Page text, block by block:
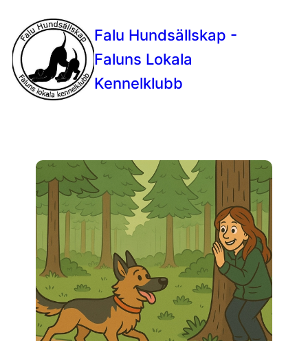
Falu Hundsällskap -
Faluns Lokala
Kennelklubb